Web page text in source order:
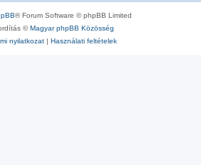
® Forum Software © phpBB Limited
©Magyar phpBB Közösség
nyilatkozat| Használati feltételek